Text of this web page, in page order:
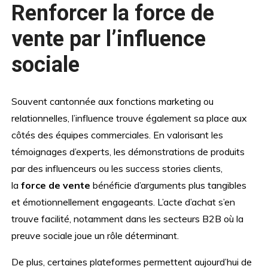
Renforcer la force de
vente par l’influence
sociale
Souvent cantonnée aux fonctions marketing ou
relationnelles, l’influence trouve également sa place aux
côtés des équipes commerciales. En valorisant les
témoignages d’experts, les démonstrations de produits
par des influenceurs ou les success stories clients,
laforce de vente bénéficie d’arguments plus tangibles
et émotionnellement engageants. L’acte d’achat s’en
trouve facilité, notamment dans les secteurs B2B où la
preuve sociale joue un rôle déterminant.
De plus, certaines plateformes permettent aujourd’hui de